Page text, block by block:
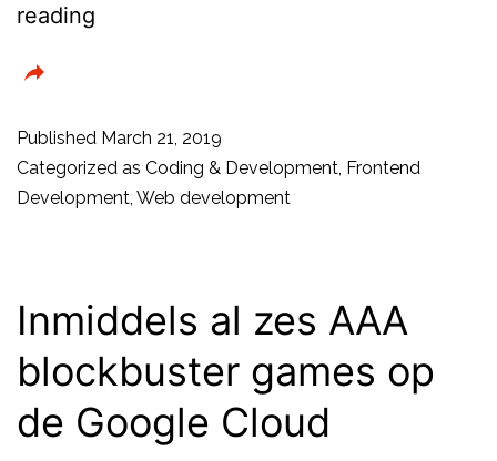
reading
begrijpen
Published March 21, 2019
Categorized as Coding & Development, Frontend
Development, Web development
Inmiddels al zes AAA
blockbuster games op
de Google Cloud